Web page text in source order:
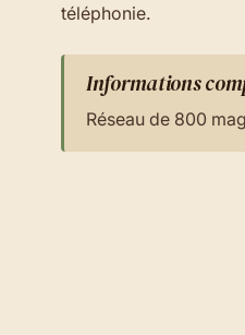
téléphonie.
Informations
Réseau de 800